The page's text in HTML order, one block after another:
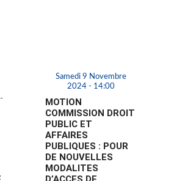
Samedi 9 Novembre
2024 - 14:00
MOTION
COMMISSION DROIT
PUBLIC ET
AFFAIRES
PUBLIQUES : POUR
DE NOUVELLES
MODALITES